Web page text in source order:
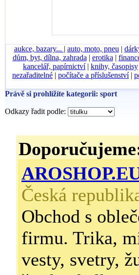
aukce, bazary... | auto, moto, pneu |
dům, byt, dílna, zahrada | erotika |
kancelář, papírnictví| knihy, časopisy
nezařaditelné | počítače a příslušenství|
Právě si prohlížíte kategorii: sport
Odkazy řadit podle:
Česká
Obchod s
firmu. Trika,
vesty, svetry,